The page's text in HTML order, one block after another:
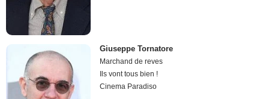
Giuseppe Tornatore
Marchand de reves
Ils vont tous bien !
Cinema Paradiso